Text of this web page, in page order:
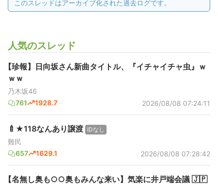
このスレッドはアーカイブ化された過去ログです。
人気のスレッド
【珍報】日向坂さん新曲タイトル、『イチャイチャ虫』ｗ
ｗｗ
乃木坂46
761
1928.7 2026/08/08 07:24:11
🍼★118なんあり譲渡 IDなし
難民
657
1629.1 2026/08/08 07:28:42
【名無し奥も○○奥もみんな来い】気楽に井戸端会議 🇯🇵